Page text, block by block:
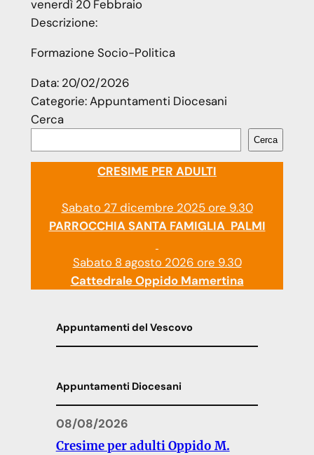
venerdì 20 Febbraio
Descrizione:
Formazione Socio-Politica
Data: 20/02/2026
Categorie:Appuntamenti Diocesani
Cerca
Cerca
CRESIME PER ADULTI
Sabato 27 dicembre 2025 ore 9.30
PARROCCHIA SANTA FAMIGLIA PALMI
Sabato 8 agosto 2026 ore 9.30
Cattedrale Oppido Mamertina
Appuntamenti del Vescovo
Appuntamenti Diocesani
08/08/2026
Cresime per adulti Oppido M.